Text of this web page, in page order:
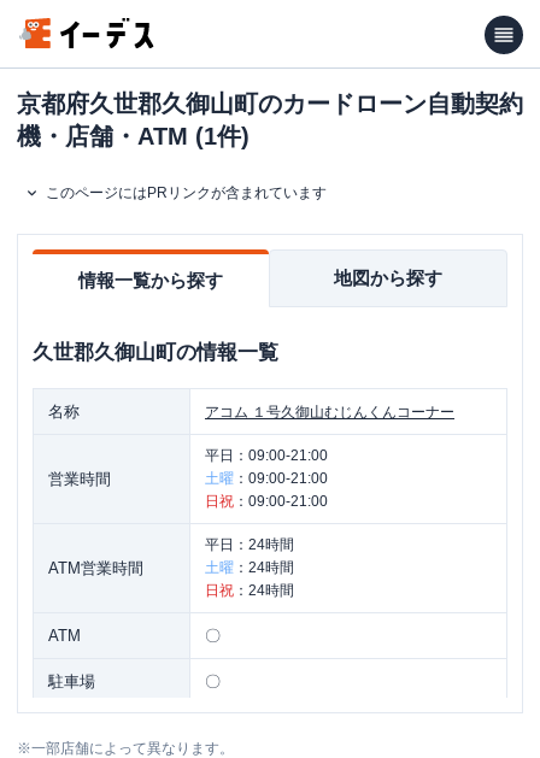
京都府久世郡久御山町のカードローン自動契約
機・店舗・ATM (1件)
このページにはPRリンクが含まれています
情報一覧から探す 地図から探す
久世郡久御山町の情報一覧
名称 アコム １号久御山むじんくんコーナー
営業時間
平日： 09:00-21:00
土曜 ： 09:00-21:00
日祝 ： 09:00-21:00
ATM営業時間
平日： 24時間
土曜 ： 24時間
日祝 ： 24時間
ATM 〇
駐車場 〇
※一部店舗によって異なります。